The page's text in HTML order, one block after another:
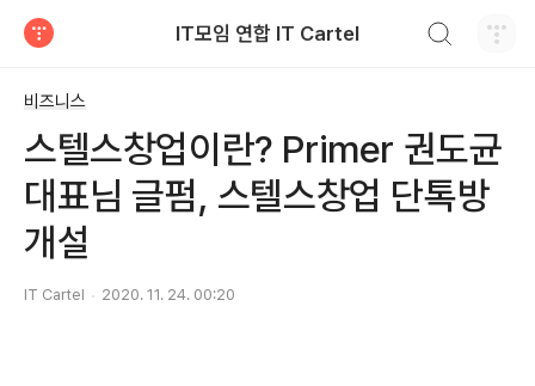
IT모임 연합 IT Cartel
비즈니스
스텔스창업이란? Primer 권도균
대표님 글펌, 스텔스창업 단톡방
개설
IT Cartel 2020. 11. 24. 00:20